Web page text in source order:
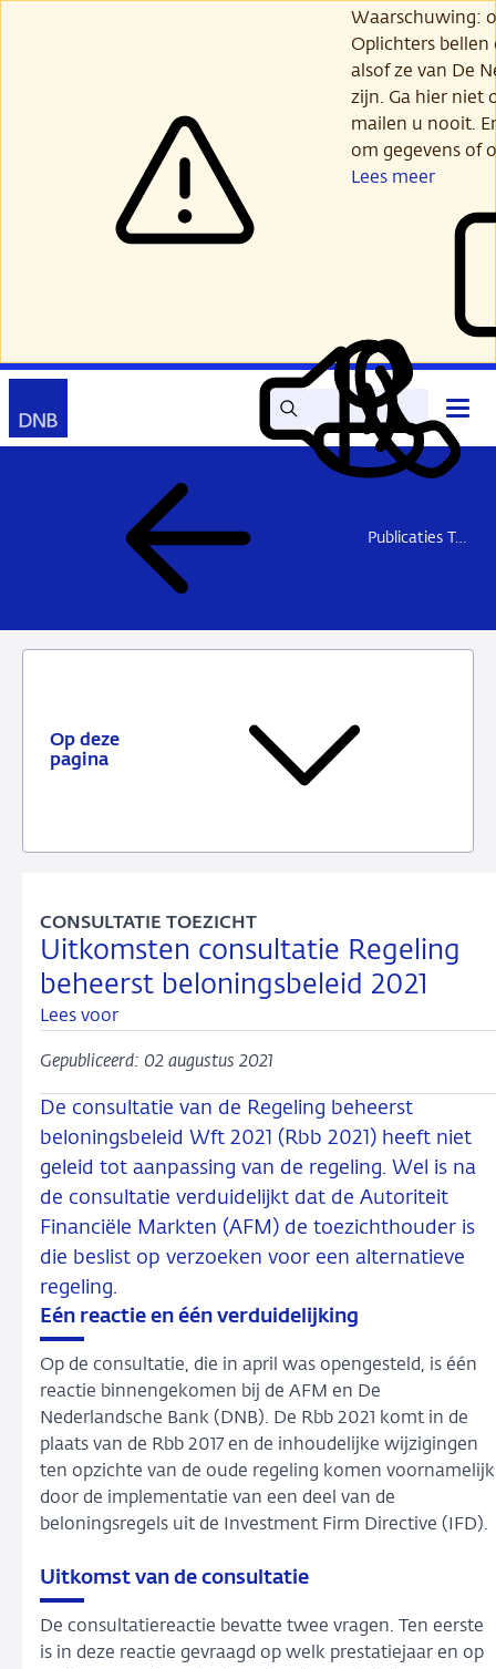
Waarschuwing:
Oplichters
alsof ze van De
zijn. Ga hier niet
mailen u nooit.
om gegevens of
Lees meer
Zoek Lees
voor
Mijn
DNB
Contact
Publicaties Toezicht
Op deze
pagina
Uitkomsten consultatie Regeling
beheerst beloningsbeleid 2021
CONSULTATIE TOEZICHT
Lees voor
Gepubliceerd: 02 augustus 2021
De consultatie van de Regeling beheerst
beloningsbeleid Wft 2021 (Rbb 2021) heeft niet
geleid tot aanpassing van de regeling. Wel is na
de consultatie verduidelijkt dat de Autoriteit
Financiële Markten (AFM) de toezichthouder is
die beslist op verzoeken voor een alternatieve
regeling.
Eén reactie en één verduidelijking
Op de consultatie, die in april was opengesteld, is één
reactie binnengekomen bij de AFM en De
Nederlandsche Bank (DNB). De Rbb 2021 komt in de
plaats van de Rbb 2017 en de inhoudelijke wijzigingen
ten opzichte van de oude regeling komen voornamelijk
door de implementatie van een deel van de
beloningsregels uit de Investment Firm Directive (IFD).
Uitkomst van de consultatie
De consultatiereactie bevatte twee vragen. Ten eerste
is in deze reactie gevraagd op welk prestatiejaar en op